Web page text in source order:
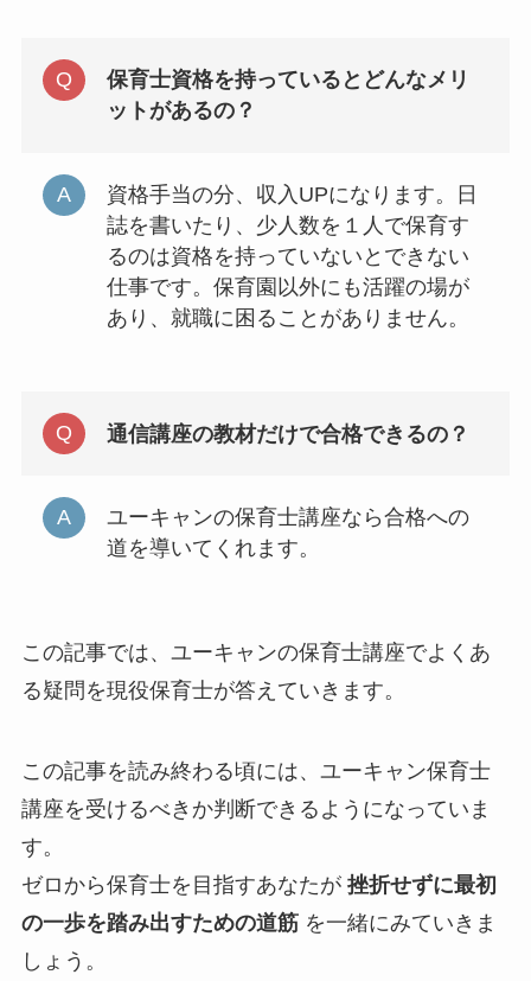
保育士資格を持っているとどんなメリ
ットがあるの？
資格手当の分、収入UPになります。日
誌を書いたり、少人数を１人で保育す
るのは資格を持っていないとできない
仕事です。保育園以外にも活躍の場が
あり、就職に困ることがありません。
通信講座の教材だけで合格できるの？
ユーキャンの保育士講座なら合格への
道を導いてくれます。
この記事では、ユーキャンの保育士講座でよくあ
る疑問を現役保育士が答えていきます。
この記事を読み終わる頃には、ユーキャン保育士
講座を受けるべきか判断できるようになっていま
す。
ゼロから保育士を目指すあなたが 挫折せずに最初
の一歩を踏み出すための道筋を一緒にみていきま
しょう。